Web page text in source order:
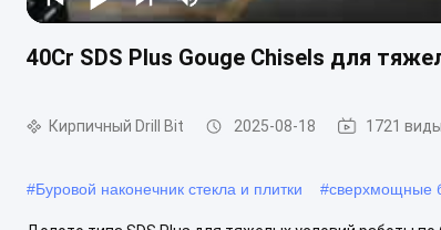
40Cr SDS Plus Gouge Chisels для
Кирпичный Drill Bit 2025-08-18 1721 виды
#Буровой наконечник стекла и плитки #сверхмощные